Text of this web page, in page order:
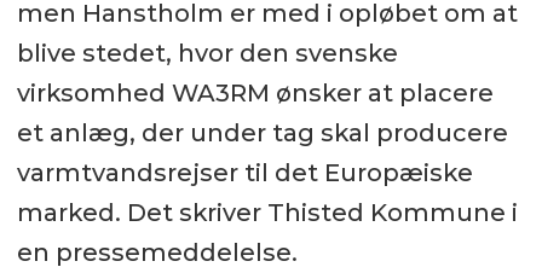
men Hanstholm er med i opløbet om at
blive stedet, hvor den svenske
virksomhed WA3RM ønsker at placere
et anlæg, der under tag skal producere
varmtvandsrejser til det Europæiske
marked. Det skriver Thisted Kommune i
en pressemeddelelse.